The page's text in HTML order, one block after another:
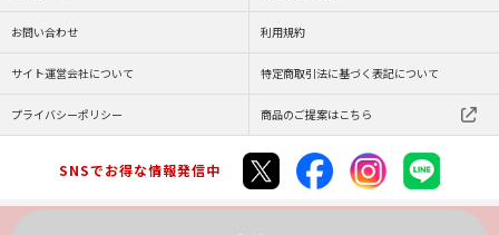
お問い合わせ 利用規約
サイト運営会社について 特定商取引法に基づく表記について
プライバシーポリシー 商品のご提案はこちら
SNSでお得な情報発信中